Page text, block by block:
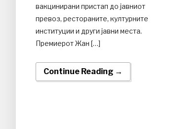
вакцинирани пристап до јавниот
превоз, рестораните, културните
институции и други јавни места.
Премиерот Жан […]
Continue Reading →